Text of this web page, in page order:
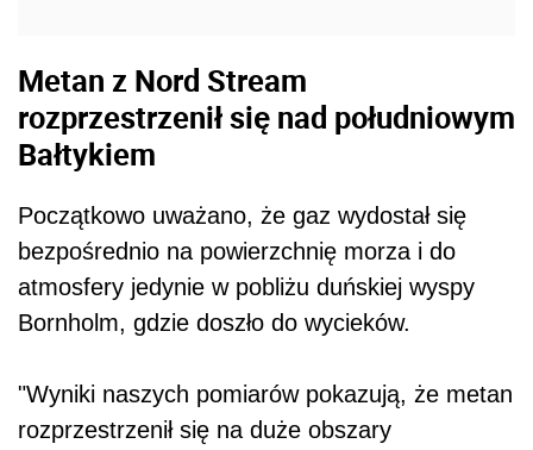
Metan z Nord Stream
rozprzestrzenił się nad południowym
Bałtykiem
Początkowo uważano, że gaz wydostał się
bezpośrednio na powierzchnię morza i do
atmosfery jedynie w pobliżu duńskiej wyspy
Bornholm, gdzie doszło do wycieków.
"Wyniki naszych pomiarów pokazują, że metan
rozprzestrzenił się na duże obszary